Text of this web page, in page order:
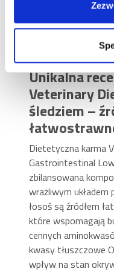
dobrane składniki
układ pokarmowy
wymioty, zapalenia
Unikalna
Veterinary
śledziem –
Dietetyczna karma
Gastrointestinal
zbilansowana
wrażliwym układem
łosoś są źródłem
które wspomagają
cennych
kwasy tłuszczowe
wpływ na stan